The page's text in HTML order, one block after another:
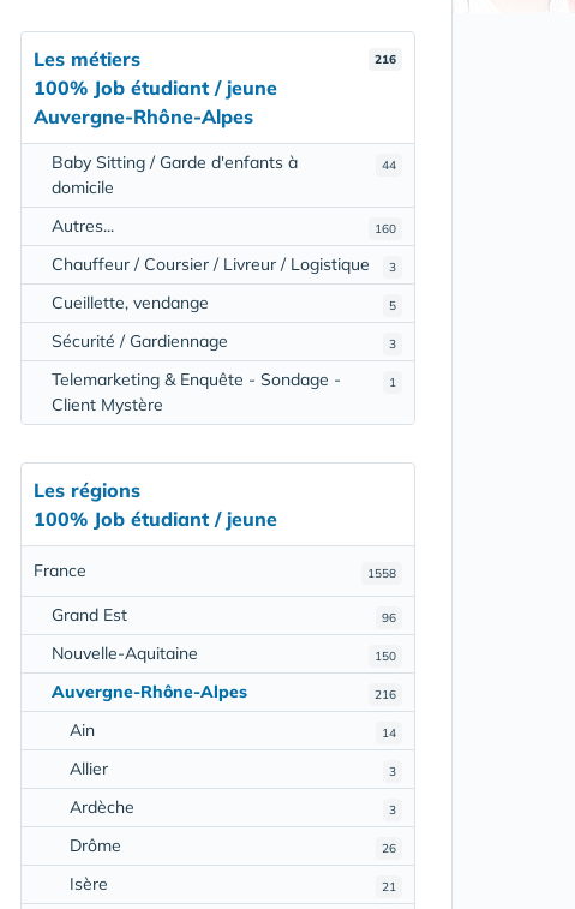
216
Les métiers
100% Job étudiant / jeune
Auvergne-Rhône-Alpes
44
Baby Sitting / Garde d'enfants à
domicile
160
Autres...
3
Chauffeur / Coursier / Livreur / Logistique
5
Cueillette, vendange
3
Sécurité / Gardiennage
1
Telemarketing & Enquête - Sondage -
Client Mystère
Les régions
100% Job étudiant / jeune
1558
France
96
Grand Est
150
Nouvelle-Aquitaine
216
Auvergne-Rhône-Alpes
14
Ain
3
Allier
3
Ardèche
26
Drôme
21
Isère